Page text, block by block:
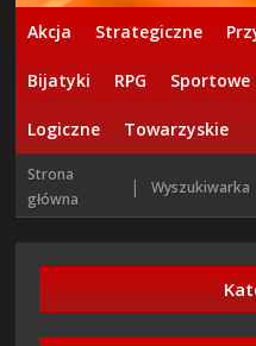
Akcja Strategiczne
Bijatyki RPG Sportowe
Logiczne Towarzyskie
Strona
główna
| Wyszukiwarka